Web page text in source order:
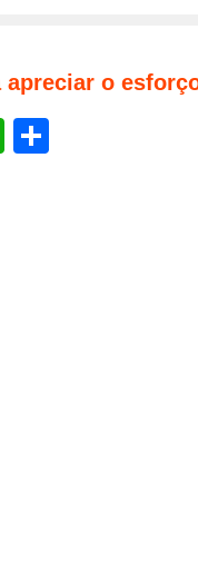
apreciar o
WhatsApp